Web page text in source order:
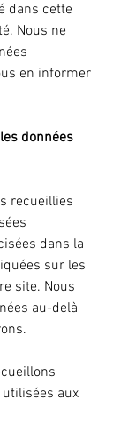
dans cette
Nous ne
en informer
données
recueillies
dans la
sur les
site. Nous
au-delà
aux